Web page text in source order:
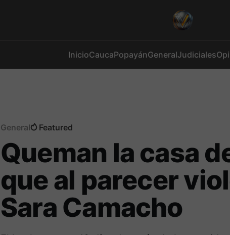
InicioCaucaPopayánGeneralJudiciales
General Featured
Queman la casa
que al parecer
Sara Camacho